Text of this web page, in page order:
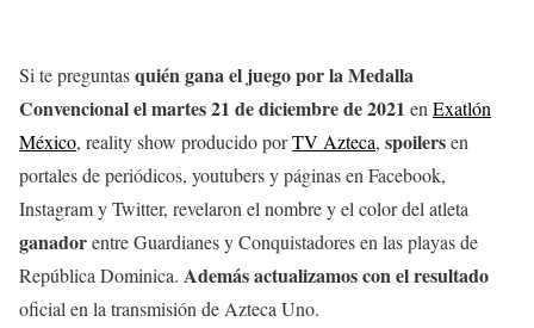
Si te preguntasquién gana el juego por la Medalla
Convencional el martes 21 de diciembrede 2021 en Exatlón
México, reality show producido porTV Azteca, spoilersen
portales de periódicos, youtubers y páginas en Facebook,
Instagram y Twitter, revelaron el nombre y el color del atleta
ganadorentre Guardianes y Conquistadores en las playas de
República Dominica. Además actualizamos con el resultado
oficial en la transmisión de Azteca Uno.